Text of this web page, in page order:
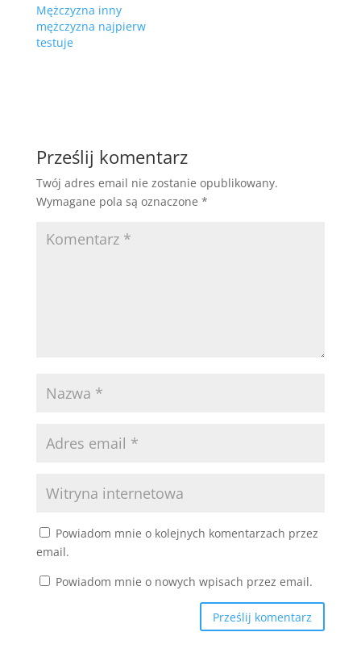
Mężczyzna inny
mężczyzna najpierw
testuje
Prześlij komentarz
Twój adres email nie zostanie opublikowany.
Wymagane pola są oznaczone *
Powiadom mnie o kolejnych komentarzach przez
email.
Powiadom mnie o nowych wpisach przez email.